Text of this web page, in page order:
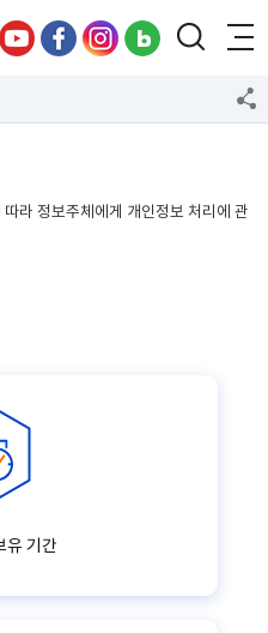
라 정보주체에게 개인정보 처리에 관
유 기간